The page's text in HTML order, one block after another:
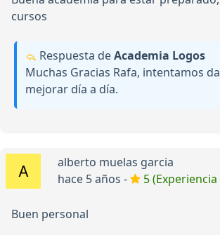
cursos
Respuesta deAcademia Logos
Muchas Gracias Rafa, intentamos
mejorar día a día.
alberto muelas garcia
hace 5 años -
5
Buen personal